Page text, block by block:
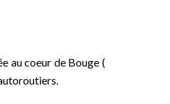
au coeur de Bouge (